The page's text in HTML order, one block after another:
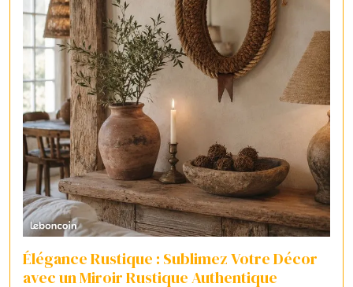
Élégance Rustique : Sublimez Votre Décor
avec un Miroir Rustique Authentique